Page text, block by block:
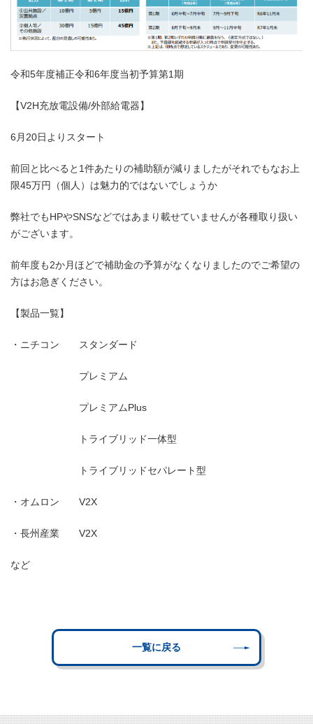
令和5年度補正令和6年度当初予算第1期
【V2H充放電設備/外部給電器】
6月20日よりスタート
前回と比べると1件あたりの補助額が減りましたがそれでもなお上
限45万円（個人）は魅力的ではないでしょうか
弊社でもHPやSNSなどではあまり載せていませんが各種取り扱い
がございます。
前年度も2か月ほどで補助金の予算がなくなりましたのでご希望の
方はお急ぎください。
【製品一覧】
・ニチコン スタンダード
プレミアム
プレミアムPlus
トライブリッド一体型
トライブリッドセパレート型
・オムロン V2X
・長州産業 V2X
など
一覧に戻る